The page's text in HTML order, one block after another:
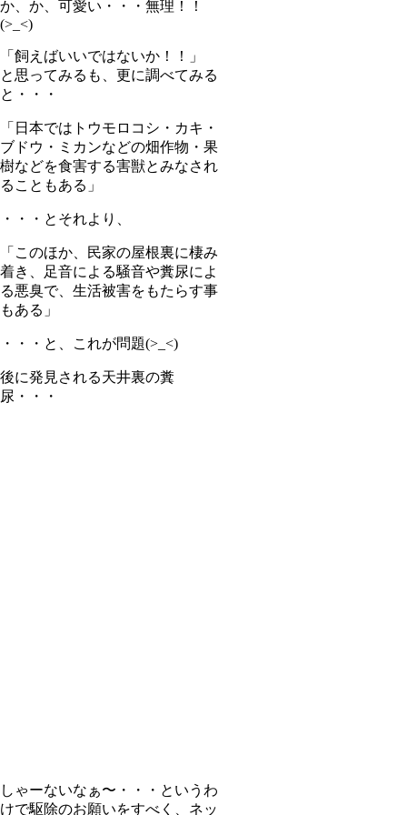
か、か、可愛い・・・無理！！
(>_<)
「飼えばいいではないか！！」
と思ってみるも、更に調べてみる
と・・・
「日本ではトウモロコシ・カキ・
ブドウ・ミカンなどの畑作物・果
樹などを食害する害獣とみなされ
ることもある」
・・・とそれより、
「このほか、民家の屋根裏に棲み
着き、足音による騒音や糞尿によ
る悪臭で、生活被害をもたらす事
もある」
・・・と、これが問題(>_<)
後に発見される天井裏の糞
尿・・・
しゃーないなぁ〜・・・というわ
けで駆除のお願いをすべく、ネッ